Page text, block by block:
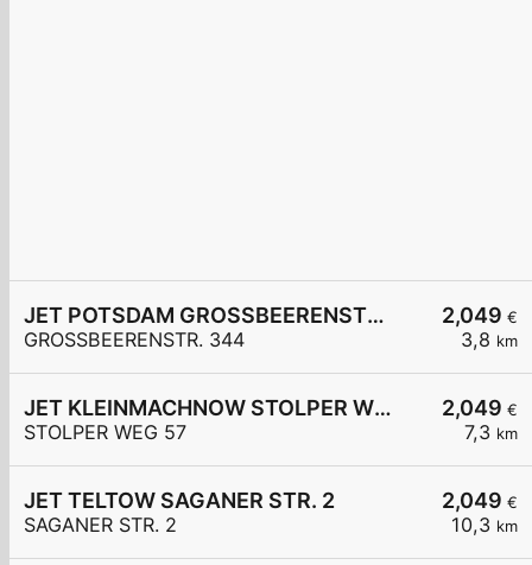
2,049 €
3,8 km
JET POTSDAM GROSSBEERENSTR. 344
GROSSBEERENSTR. 344
2,049 €
7,3 km
JET KLEINMACHNOW STOLPER WEG 57
STOLPER WEG 57
2,049 €
10,3 km
JET TELTOW SAGANER STR. 2
SAGANER STR. 2